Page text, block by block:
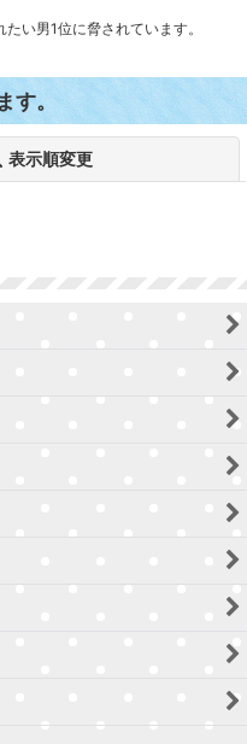
たい男1位に脅されています。
。
表示順変更